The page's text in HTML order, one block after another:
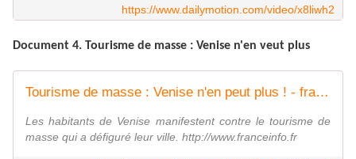
https://www.dailymotion.com/video/x8liwh2
Document 4. Tourisme de masse : Venise n'en veut plus
Tourisme de masse : Venise n'en peut plus ! - franceinfo:
Les habitants de Venise manifestent contre le tourisme de
masse qui a défiguré leur ville. http://www.franceinfo.fr